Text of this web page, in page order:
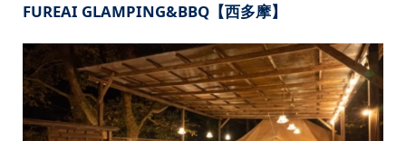
FUREAI GLAMPING&BBQ【西多摩】